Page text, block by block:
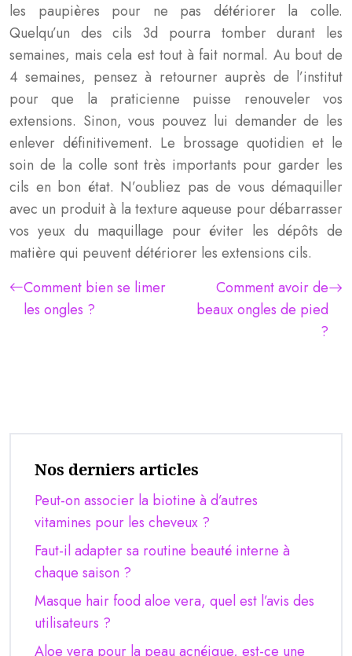
les paupières pour ne pas détériorer la colle.
Quelqu’un des cils 3d pourra tomber durant les
semaines, mais cela est tout à fait normal. Au bout de
4 semaines, pensez à retourner auprès de l’institut
pour que la praticienne puisse renouveler vos
extensions. Sinon, vous pouvez lui demander de les
enlever définitivement. Le brossage quotidien et le
soin de la colle sont très importants pour garder les
cils en bon état. N’oubliez pas de vous démaquiller
avec un produit à la texture aqueuse pour débarrasser
vos yeux du maquillage pour éviter les dépôts de
matière qui peuvent détériorer les extensions cils.
Comment bien se limer
les ongles ?
Comment avoir de
beaux ongles de pied
?
Nos derniers articles
Peut-on associer la biotine à d’autres
vitamines pour les cheveux ?
Faut-il adapter sa routine beauté interne à
chaque saison ?
Masque hair food aloe vera, quel est l’avis des
utilisateurs ?
Aloe vera pour la peau acnéique, est-ce une